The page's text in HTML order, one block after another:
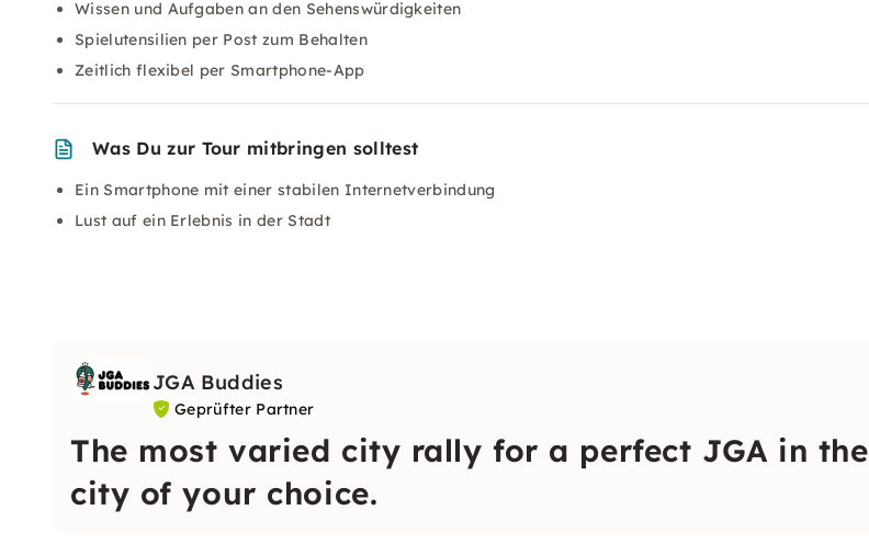
Wissen und Aufgaben an den Sehenswürdigkeiten
Spielutensilien per Post zum Behalten
Zeitlich flexibel per Smartphone-App
Was Du zur Tour mitbringen solltest
Ein Smartphone mit einer stabilen Internetverbindung
Lust auf ein Erlebnis in der Stadt
JGA Buddies
Geprüfter Partner
The most varied city rally for a perfect JGA in the
city of your choice.